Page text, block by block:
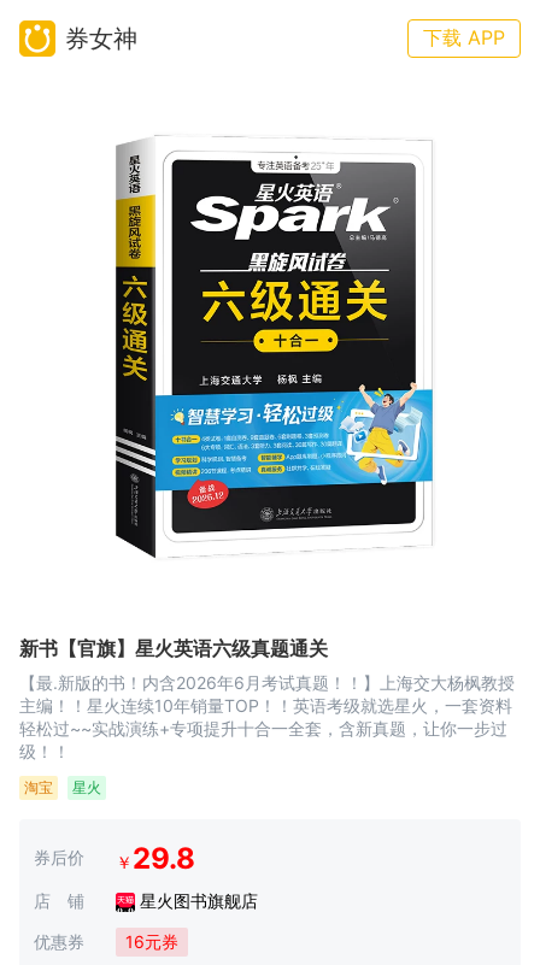
券女神 下载 APP
新书【官旗】星火英语六级真题通关
【最.新版的书！内含2026年6月考试真题！！】上海交大杨枫教授
主编！！星火连续10年销量TOP！！英语考级就选星火，一套资料
轻松过~~实战演练+专项提升十合一全套，含新真题，让你一步过
级！！
淘宝 星火
券后价 ￥ 29.8
店 铺
星火图书旗舰店
优惠券
16元券